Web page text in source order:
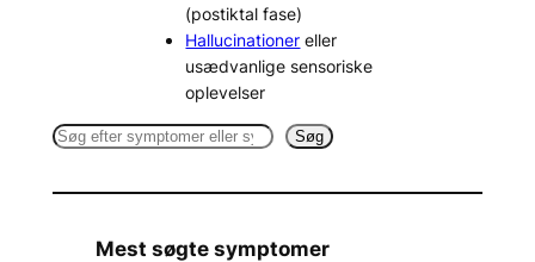
(postiktal fase)
Hallucinationer eller
usædvanlige sensoriske
oplevelser
S
a
Søg
Mest søgte symptomer